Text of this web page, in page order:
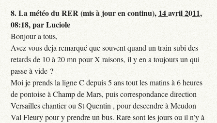
8.La météo du RER (mis à jour en continu), 14 avril 2011,
08:18,parLuciole
Bonjour a tous,
Avez vous deja remarqué que souvent quand un train subi des
retards de 10 à 20 mn pour X raisons, il y en a toujours un qui
passe à vide ?
Moi je prends la ligne C depuis 5 ans tout les matins à 6 heures
de pontoise à Champ de Mars, puis correspondance direction
Versailles chantier ou St Quentin , pour descendre à Meudon
Val Fleury pour y prendre un bus. Rare sont les jours ou il n’y à